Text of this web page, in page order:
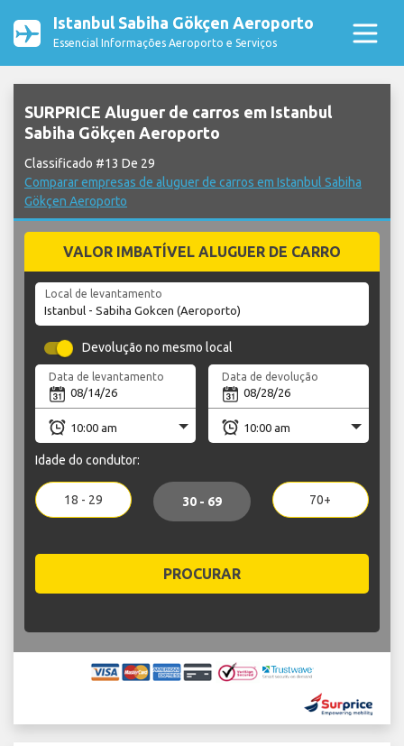
Istanbul Sabiha Gökçen Aeroporto
Essencial Informações Aeroporto e Serviços
SURPRICE Aluguer de carros em Istanbul
Sabiha Gökçen Aeroporto
Classificado #13 De 29
Comparar empresas de aluguer de carros em Istanbul Sabiha
Gökçen Aeroporto
VALOR IMBATÍVEL ALUGUER DE CARRO
Local de levantamento
Devolução no mesmo local
Data de levantamento Data de devolução
Idade do condutor:
18 - 29 30 - 69 70+
PROCURAR